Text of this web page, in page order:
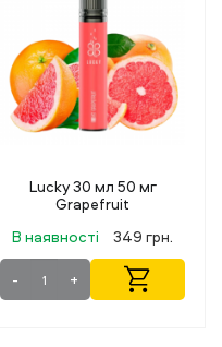
Octobar X Blueberry
Menthol (Чорниця
В наявності 319 грн.
- +